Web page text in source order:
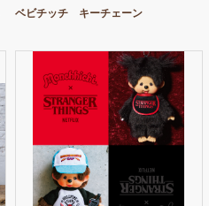
ベビチッチ キーチェーン